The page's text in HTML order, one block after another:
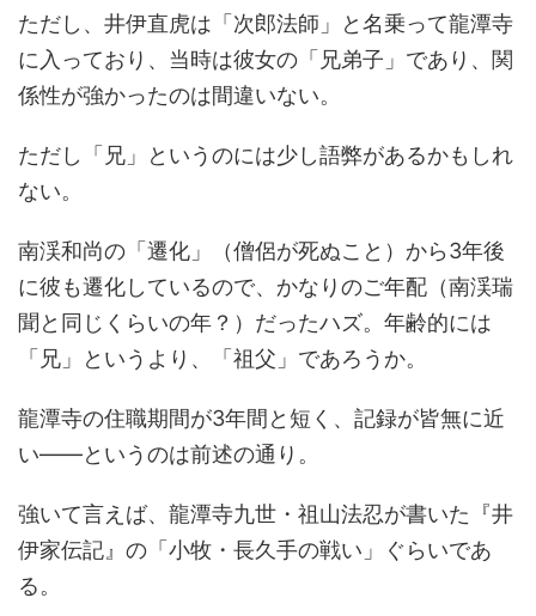
ただし、井伊直虎は「次郎法師」と名乗って龍潭寺
に入っており、当時は彼女の「兄弟子」であり、関
係性が強かったのは間違いない。
ただし「兄」というのには少し語弊があるかもしれ
ない。
南渓和尚の「遷化」（僧侶が死ぬこと）から3年後
に彼も遷化しているので、かなりのご年配（南渓瑞
聞と同じくらいの年？）だったハズ。年齢的には
「兄」というより、「祖父」であろうか。
龍潭寺の住職期間が3年間と短く、記録が皆無に近
い――というのは前述の通り。
強いて言えば、龍潭寺九世・祖山法忍が書いた『井
伊家伝記』の「小牧・長久手の戦い」ぐらいであ
る。